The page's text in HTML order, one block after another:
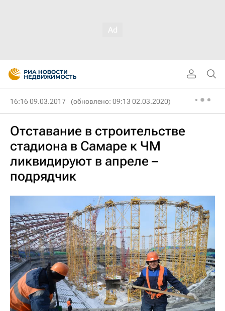
16:16 09.03.2017 (обновлено: 09:13 02.03.2020)
Отставание в строительстве
стадиона в Самаре к ЧМ
ликвидируют в апреле –
подрядчик